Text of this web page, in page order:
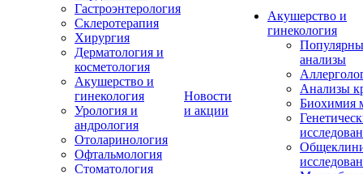
Гастроэнтерология
Склеротерапия
Хирургия
Дерматология и
косметология
Акушерство и
гинекология
Урология и
андрология
Отоларинология
Офтальмология
Стоматология
Новости
и акции
Акушерство и
гинекология
анализы
Анализы
Биохимия